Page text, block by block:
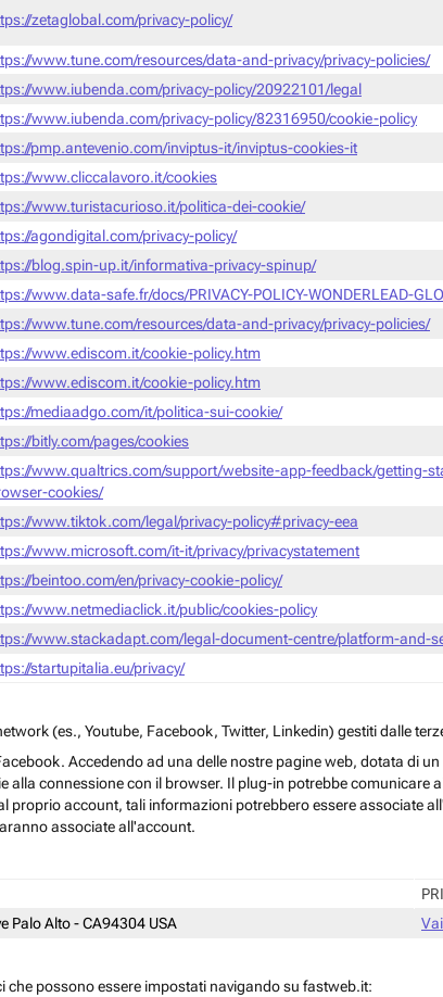
zetaglobal.com/privacy-policy/
www.tune.com/resources/data-and-privacy/privacy-policies/
www.iubenda.com/privacy-policy/20922101/legal
www.iubenda.com/privacy-policy/82316950/cookie-policy
pmp.antevenio.com/inviptus-it/inviptus-cookies-it
www.cliccalavoro.it/cookies
www.turistacurioso.it/politica-dei-cookie/
agondigital.com/privacy-policy/
blog.spin-up.it/informativa-privacy-spinup/
www.data-safe.fr/docs/PRIVACY-POLICY-WONDERLEAD-
www.tune.com/resources/data-and-privacy/privacy-policies/
www.ediscom.it/cookie-policy.htm
www.ediscom.it/cookie-policy.htm
mediaadgo.com/it/politica-sui-cookie/
bitly.com/pages/cookies
www.qualtrics.com/support/website-app-feedback/getting-
cookies/
www.tiktok.com/legal/privacy-policy#privacy-eea
www.microsoft.com/it-it/privacy/privacystatement
beintoo.com/en/privacy-cookie-policy/
www.netmediaclick.it/public/cookies-policy
www.stackadapt.com/legal-document-centre/platform-and-
startupitalia.eu/privacy/
(es., Youtube, Facebook, Twitter, Linkedin) gestiti dalle
Accedendo ad una delle nostre pagine web, dotata di
alla connessione con il browser. Il plug-in potrebbe comunicare
proprio account, tali informazioni potrebbero essere associate
associate all'account.
Palo Alto - CA94304 USA
che possono essere impostati navigando su fastweb.it: